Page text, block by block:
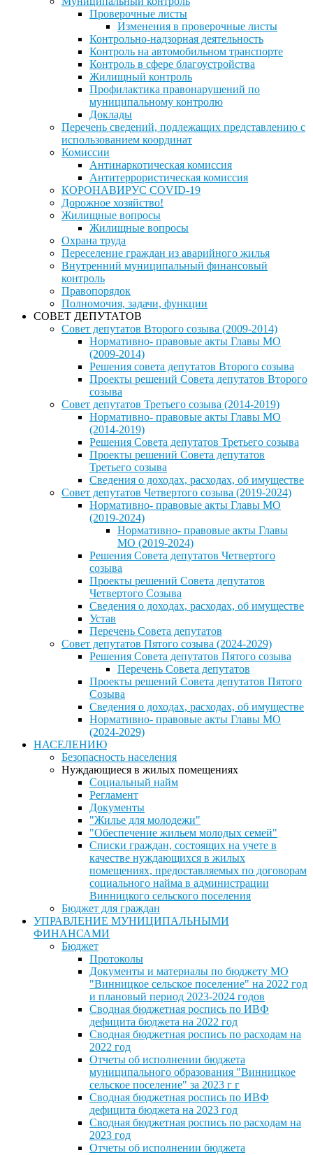
Проверочные листы
Изменения в проверочные листы
Контрольно-надзорная деятельность
Контроль на автомобильном транспорте
Контроль в сфере благоустройства
Жилищный контроль
Профилактика правонарушений по
муниципальному контролю
Доклады
Перечень сведений, подлежащих представлению с
использованием координат
Комиссии
Антинаркотическая комиссия
Антитеррористическая комиссия
КОРОНАВИРУС COVID-19
Дорожное хозяйство!
Жилищные вопросы
Жилищные вопросы
Охрана труда
Переселение граждан из аварийного жилья
Внутренний муниципальный финансовый
контроль
Правопорядок
Полномочия, задачи, функции
СОВЕТ ДЕПУТАТОВ
Совет депутатов Второго созыва (2009-2014)
Нормативно- правовые акты Главы МО
(2009-2014)
Решения совета депутатов Второго созыва
Проекты решений Совета депутатов Второго
созыва
Совет депутатов Третьего созыва (2014-2019)
Нормативно- правовые акты Главы МО
(2014-2019)
Решения Совета депутатов Третьего созыва
Проекты решений Совета депутатов
Третьего созыва
Сведения о доходах, расходах, об имуществе
Совет депутатов Четвертого созыва (2019-2024)
Нормативно- правовые акты Главы МО
(2019-2024)
Нормативно- правовые акты Главы
МО (2019-2024)
Решения Совета депутатов Четвертого
созыва
Проекты решений Совета депутатов
Четвертого Созыва
Сведения о доходах, расходах, об имуществе
Устав
Перечень Совета депутатов
Совет депутатов Пятого созыва (2024-2029)
Решения Совета депутатов Пятого созыва
Перечень Совета депутатов
Проекты решений Совета депутатов Пятого
Созыва
Сведения о доходах, расходах, об имуществе
Нормативно- правовые акты Главы МО
(2024-2029)
НАСЕЛЕНИЮ
Безопасность населения
Нуждающиеся в жилых помещениях
Социальный найм
Регламент
Документы
"Жилье для молодежи"
"Обеспечение жильем молодых семей"
Списки граждан, состоящих на учете в
качестве нуждающихся в жилых
помещениях, предоставляемых по договорам
социального найма в администрации
Винницкого сельского поселения
Бюджет для граждан
УПРАВЛЕНИЕ МУНИЦИПАЛЬНЫМИ
ФИНАНСАМИ
Бюджет
Протоколы
Документы и материалы по бюджету МО
"Винницкое сельское поселение" на 2022 год
и плановый период 2023-2024 годов
Сводная бюджетная роспись по ИВФ
дефицита бюджета на 2022 год
Сводная бюджетная роспись по расходам на
2022 год
Отчеты об исполнении бюджета
муниципального образования "Винницкое
сельское поселение" за 2023 г г
Сводная бюджетная роспись по ИВФ
дефицита бюджета на 2023 год
Сводная бюджетная роспись по расходам на
2023 год
Отчеты об исполнении бюджета